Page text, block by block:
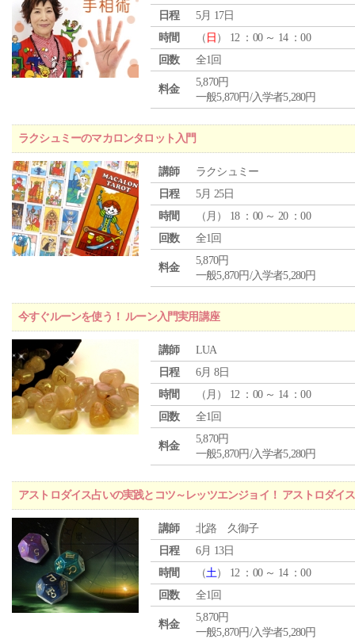
日程
5月 17日
時間
（ 日 ） 12 ：00 ～ 14 ：00
回数
全1回
料金
5,870円
一般5,870円/入学者5,280円
ラクシュミーのマカロンタロット入門
講師
ラクシュミー
日程
5月 25日
時間
（ 月 ） 18 ：00 ～ 20 ：00
回数
全1回
料金
5,870円
一般5,870円/入学者5,280円
今すぐルーンを使う！ ルーン入門実用講座
講師
LUA
日程
6月 8日
時間
（ 月 ） 12 ：00 ～ 14 ：00
回数
全1回
料金
5,870円
一般5,870円/入学者5,280円
アストロダイス占いの実践とコツ～レッツエンジョイ！ アストロダイ
講師
北路 久御子
日程
6月 13日
時間
（土） 12 ：00 ～ 14 ：00
回数
全1回
料金
5,870円
一般5,870円/入学者5,280円